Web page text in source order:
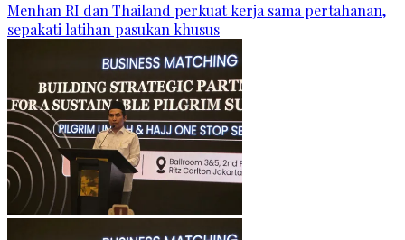
Menhan RI dan Thailand perkuat kerja sama pertahanan,
sepakati latihan pasukan khusus